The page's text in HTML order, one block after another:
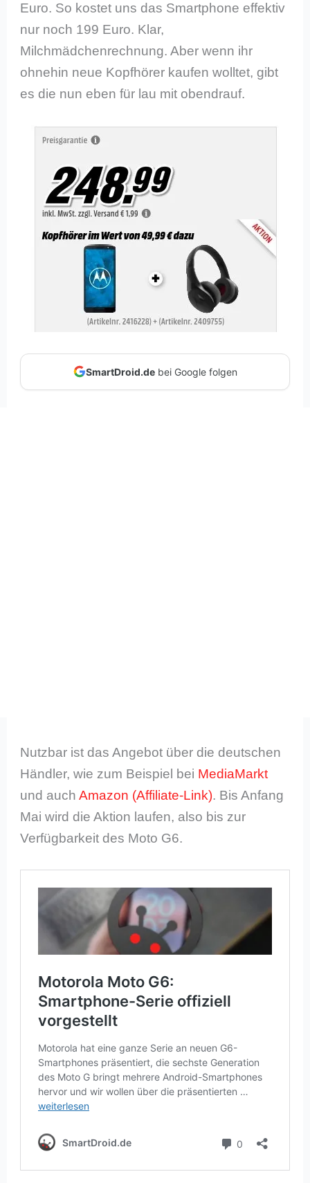
Euro. So kostet uns das Smartphone effektiv
nur noch 199 Euro. Klar,
Milchmädchenrechnung. Aber wenn ihr
ohnehin neue Kopfhörer kaufen wolltet, gibt
es die nun eben für lau mit obendrauf.
SmartDroid.debei Google folgen
Nutzbar ist das Angebot über die deutschen
Händler, wie zum Beispiel bei MediaMarkt
und auchAmazon
. Bis Anfang
Mai wird die Aktion laufen, also bis zur
Verfügbarkeit des Moto G6.